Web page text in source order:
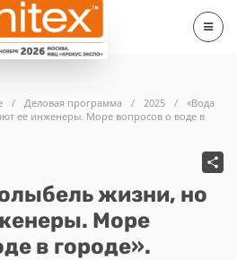
/ Деловая программа / 2025 /
«Вода
ее инженеры. Море вопросов о воде в
жизни, но
Море
в городе».